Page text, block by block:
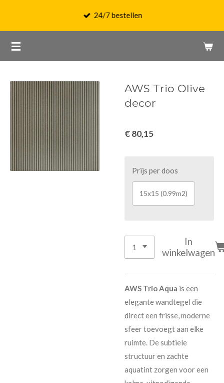
de
24/7 bestellen
AWS Trio Olive
decor
€ 80,15
Prijs per doos
15x15 (0.99m2)
In
winkelwagen
AWS Trio Aqua is een
elegante wandtegel die
direct een frisse, moderne
sfeer toevoegt aan elke
ruimte. De subtiele
structuur en zachte
aquatint zorgen voor een